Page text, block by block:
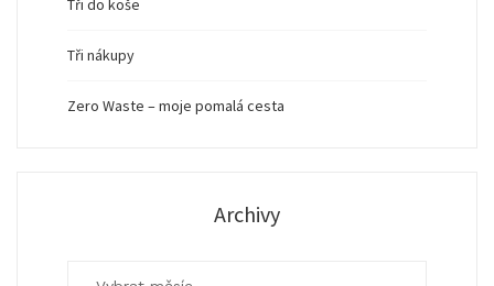
Tři do koše
Tři nákupy
Zero Waste – moje pomalá cesta
Archivy